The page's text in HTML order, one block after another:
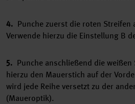
4. Punche zuerst die roten Streifen
Verwende hierzu die Einstellung B
5. Punche anschließend die
hierzu den Mauerstich auf der
wird jede Reihe versetzt zu der
(Maueroptik).